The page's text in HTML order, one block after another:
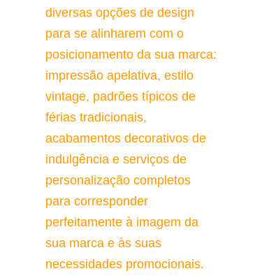
diversas opções de design
para se alinharem com o
posicionamento da sua marca:
impressão apelativa, estilo
vintage, padrões típicos de
férias tradicionais,
acabamentos decorativos de
indulgência e serviços de
personalização completos
para corresponder
perfeitamente à imagem da
sua marca e às suas
necessidades promocionais.